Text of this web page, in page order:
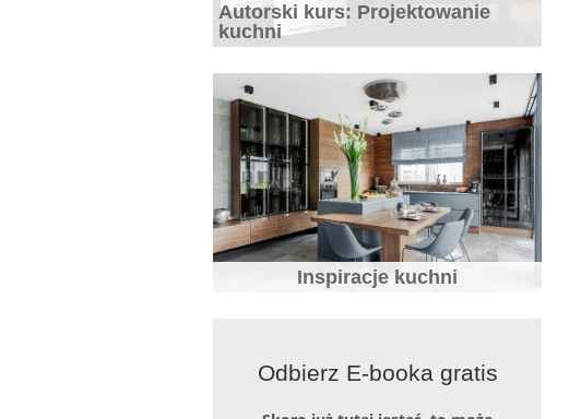
7 błędów które zepsują aranżację
Biała kuchnia – wady i zalety, jak o nią
dbać i z czym łączyć
20 pomysłów na białą kuchnię – zdjęcia
i inspiracje białych kuchni
Autorski kurs: Projektowanie
kuchni
Inspiracje kuchni
Odbierz E-booka gratis